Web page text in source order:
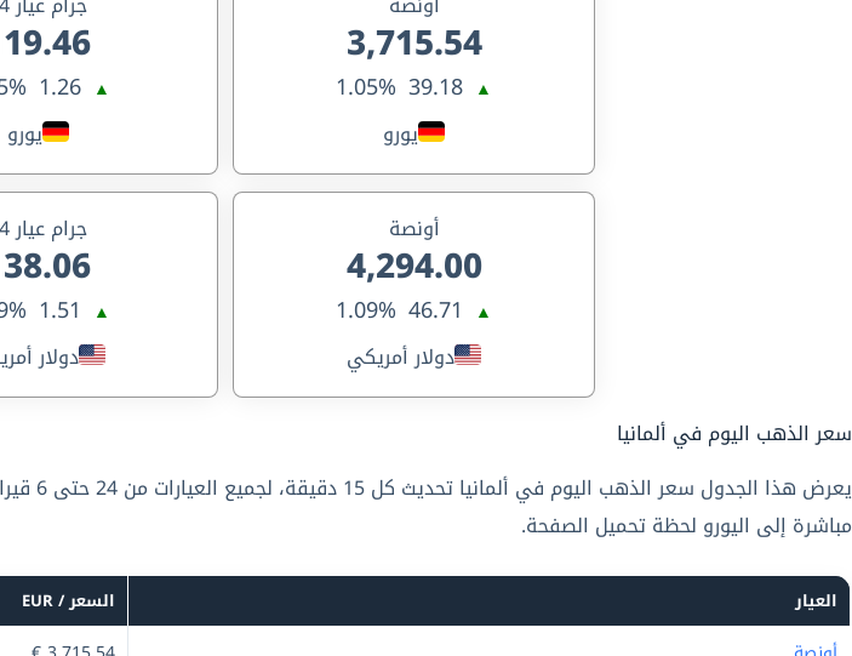
3,715.54
▲
39.18
1.05%
يورو
▲
1.26
يورو
أونصة
4,294.00
▲
46.71
1.09%
دولار أمريكي
جرام عيار 24
▲
1.51
دولار
سعر الذهب اليوم في ألمانيا
يعرض
مباشرة إلى اليورو لحظة تحميل الصفحة.
العيار السعر / EUR